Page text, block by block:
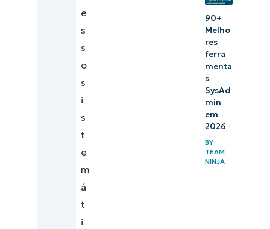
e
s
s
o
s
i
s
t
e
m
á
t
i
90+
Melho
res
ferra
menta
s
SysAd
min
em
2026
BY
TEAM
NINJA